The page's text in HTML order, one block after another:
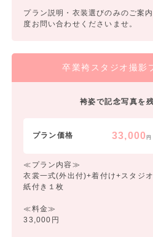
プラン説明・衣装選びのみのご案
度お問い合わせくださいませ。
卒業袴スタジオ撮影
袴姿で記念写真を
プラン価格 33,000円
≪プラン内容≫
衣裳一式(外出付)+着付け+スタジ
紙付き１枚
≪料金≫
33,000円